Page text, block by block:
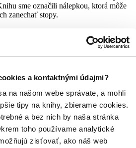
a kontaktnými údajmi?
na našom webe správate, a mohli
tipy na knihy, zbierame cookies.
a bez nich by naša stránka
toho používame analytické
zisťovať, ako náš web
sme označili nálepkou, ktorá môže
zanechať stopy.
aktuálne na sklade, máme však už
ďalšie už nemá ani distribútor, preto je
úplne vypredaný. Ak ho chcete mať,
knihy sa už predali všetky výtlačky a
my ani vydavateľ :( Teoreticky však
niektorých iných obchodoch, ktoré ešte